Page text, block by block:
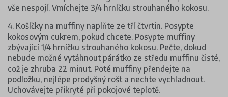
vše nespojí. Vmíchejte 3/4 hrníčku strouhaného kokosu.
4. Košíčky na muffiny naplňte ze tří čtvrtin. Posypte
kokosovým cukrem, pokud chcete. Posypte muffiny
zbývající 1/4 hrníčku strouhaného kokosu. Pečte, dokud
nebude možné vytáhnout párátko ze středu muffinu čisté,
což je zhruba 22 minut. Poté muffiny přendejte na
podložku, nejlépe prodyšný rošt a nechte vychladnout.
Uchovávejte přikryté při pokojové teplotě.